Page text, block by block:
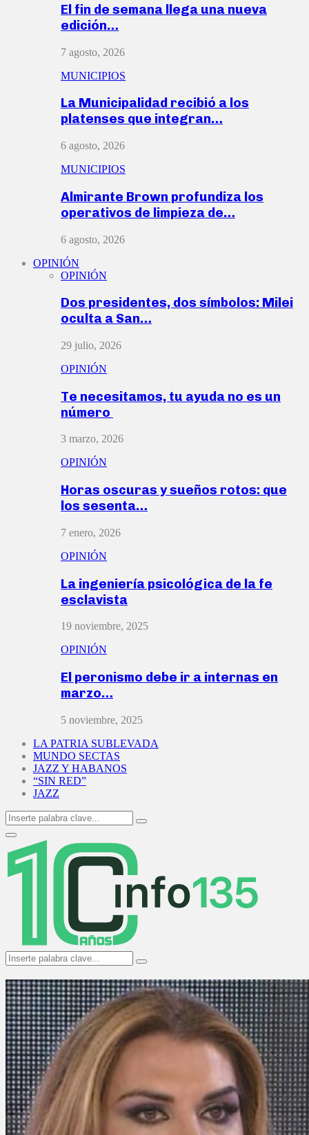
El fin de semana llega una nueva
edición…
7 agosto, 2026
MUNICIPIOS
La Municipalidad recibió a los
platenses que integran…
6 agosto, 2026
MUNICIPIOS
Almirante Brown profundiza los
operativos de limpieza de…
6 agosto, 2026
OPINIÓN
OPINIÓN
Dos presidentes, dos símbolos: Milei
oculta a San…
29 julio, 2026
OPINIÓN
Te necesitamos, tu ayuda no es un
número
3 marzo, 2026
OPINIÓN
Horas oscuras y sueños rotos: que
los sesenta…
7 enero, 2026
OPINIÓN
La ingeniería psicológica de la fe
esclavista
19 noviembre, 2025
OPINIÓN
El peronismo debe ir a internas en
marzo…
5 noviembre, 2025
LA PATRIA SUBLEVADA
MUNDO SECTAS
JAZZ Y HABANOS
“SIN RED”
JAZZ
Search
for:
Search
Primary
Menu
Search
for:
Search